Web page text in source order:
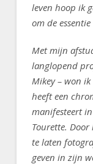
leven hoop ik
om de
Met mijn
langlopend
Mikey – won
heeft een
manifesteert
Tourette.
te laten
geven in zijn